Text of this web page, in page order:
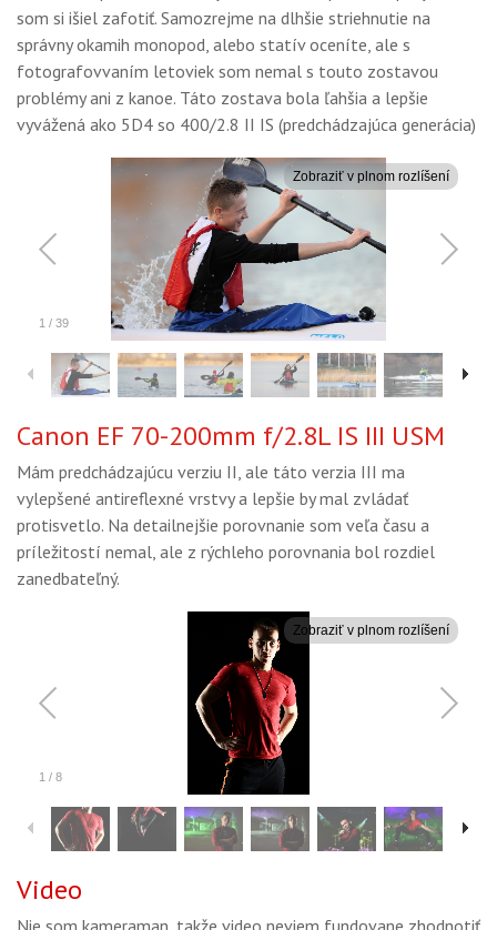
som si išiel zafotiť. Samozrejme na dlhšie striehnutie na
správny okamih monopod, alebo statív oceníte, ale s
fotografovvaním letoviek som nemal s touto zostavou
problémy ani z kanoe. Táto zostava bola ľahšia a lepšie
vyvážená ako 5D4 so 400/2.8 II IS (predchádzajúca generácia)
Canon EF 70-200mm f/2.8L IS III USM
Mám predchádzajúcu verziu II, ale táto verzia III ma
vylepšené antireflexné vrstvy a lepšie by mal zvládať
protisvetlo. Na detailnejšie porovnanie som veľa času a
príležitostí nemal, ale z rýchleho porovnania bol rozdiel
zanedbateľný.
Video
Nie som kameraman, takže video neviem fundovane zhodnotiť